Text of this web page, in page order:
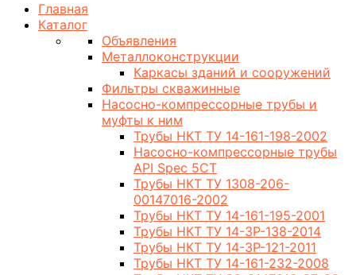
Главная
Каталог
Объявления
Металлоконструкции
Каркасы зданий и сооружений
Фильтры скважинные
Насосно-компрессорные трубы и
муфты к ним
Трубы НКТ ТУ 14-161-198-2002
Насосно-компрессорные трубы
API Spec 5CT
Трубы НКТ ТУ 1308-206-
00147016-2002
Трубы НКТ ТУ 14-161-195-2001
Трубы НКТ ТУ 14-3Р-138-2014
Трубы НКТ ТУ 14-3Р-121-2011
Трубы НКТ ТУ 14-161-232-2008